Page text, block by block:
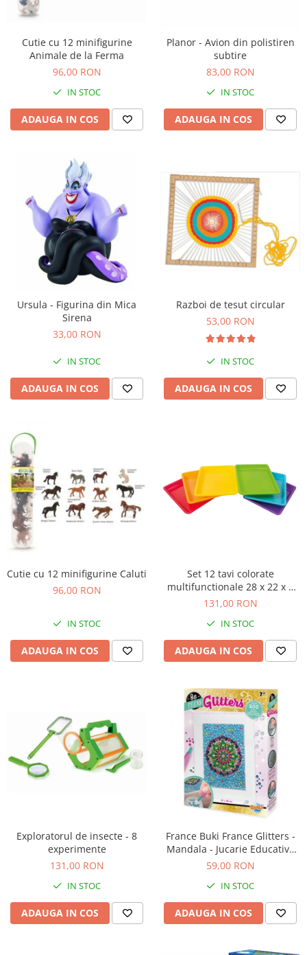
Nisip kinetic
Proiector pentru copii
Instrumente muzicale pentru copii
Caruseluri muzicale
Storytelling
Papusi de mana
Casa de papusi
Bormasina magica
Costum Halloween Copii
Papusi si Bebelusi Reborn
Animale de jucarie
Jucarii cu Dinozauri
Figurine cu animale domestice
Figurine plus
Jucarii Montessori
Nevoi speciale si sindrom Down
Jucarii cu alfabet
Seturi Numberblocks
Jucarii de motricitate
Jucarii fructe si legume
Puzzle-uri
Puzzle clasic
Puzzle incastru
IQ puzzle
Jucarii bebelusi
Jucarii de baie
Jucarii dentitie
Jucarii de sortat
Jucarii muzicale bebelusi
Puzzle bebelusi
Cadou copii 8 ani
Cadou copii 9 ani
Cadou copii 10 ani
Cadou copii 11 ani
Cadou copii 12 ani
Cutie cu 12 minifigurine
Animale de la Ferma
96,00 RON
IN STOC
ADAUGA IN COS
Planor - Avion din polistiren
subtire
83,00 RON
IN STOC
ADAUGA IN COS
Ursula - Figurina din Mica
Sirena
33,00 RON
IN STOC
ADAUGA IN COS
Razboi de tesut circular
53,00 RON
IN STOC
ADAUGA IN COS
Cutie cu 12 minifigurine Caluti
96,00 RON
IN STOC
ADAUGA IN COS
Set 12 tavi colorate
multifunctionale 28 x 22 x 3
cm, pentru gradinita si scoala
131,00 RON
IN STOC
ADAUGA IN COS
Exploratorul de insecte - 8
experimente
131,00 RON
IN STOC
ADAUGA IN COS
France Buki France Glitters -
Mandala - Jucarie Educativa
de inalta calitate pentru copii
59,00 RON
IN STOC
ADAUGA IN COS